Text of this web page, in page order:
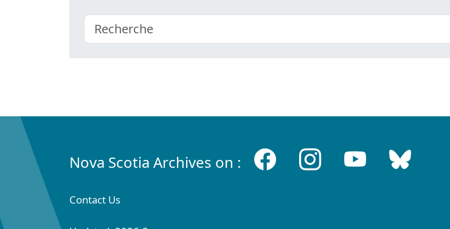
Nova Scotia Archives on :
Contact Us